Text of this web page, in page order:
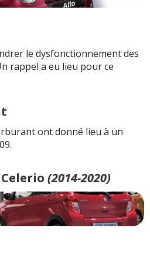
le dysfonctionnement des
rappel a eu lieu pour ce
ont donné lieu à un
(2014-2020)